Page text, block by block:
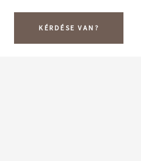
KÉRDÉSE VAN?